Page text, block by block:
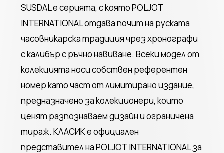
SUSDAL е серията, с която POLJOT
INTERNATIONAL отдава почит на руската
часовникарска традиция чрез хронографи
с калибър с ръчно навиване. Всеки модел от
колекцията носи собствен референтен
номер като част от лимитирано издание,
предназначено за колекционери, които
ценят разпознаваем дизайн и ограничена
тираж. КЛАСИК е официален
представител на POLJOT INTERNATIONAL за